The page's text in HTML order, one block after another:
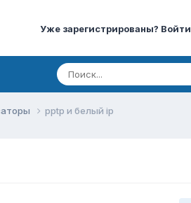
Уже зарегистрированы? Войти
pptp и белый ip